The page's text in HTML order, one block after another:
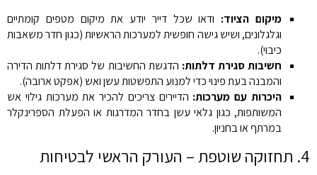
מיקום הציוד: ודאו שכל דייר יודע את מיקום מטפים קומתיים
וגלגלונים, ושיש גישה חופשית למערכות הראשיות (כגון חדר משאבות
כיבוי).
חשיבות סגירת דלתות: הדגשת החשיבות של סגירת דלתות הדירה
והמבנה בעת פינוי כדי למנוע התפשטות עשן ואש (אפקט ארובה).
היכרות עם מערכות: הדיירים צריכים להכיר את מערכות גילוי אש
המשותפות, כגון גלאי עשן בחדר המדרגות או הפעלת הספרינקלר
במרתף או בחניון.
4. תחזוקה שוטפת – העורק הראשי לבטיחות